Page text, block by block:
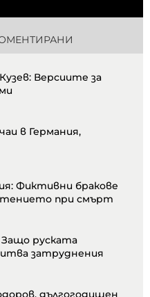
Версиите за
в Германия,
Фиктивни бракове
при смърт
руската
затруднения
дългогодишен